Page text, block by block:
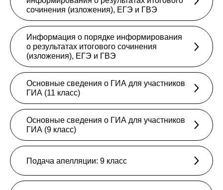
сочинения (изложения), ЕГЭ и ГВЭ
Информация о порядке информирования
о результатах итогового сочинения
(изложения), ЕГЭ и ГВЭ
Основные сведения о ГИА для участников
ГИА (11 класс)
Основные сведения о ГИА для участников
ГИА (9 класс)
Подача апелляции: 9 класс